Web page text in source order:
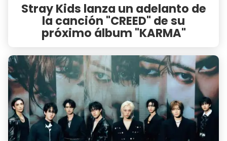
Stray Kids lanza un adelanto de
la canción "CREED" de su
próximo álbum "KARMA"